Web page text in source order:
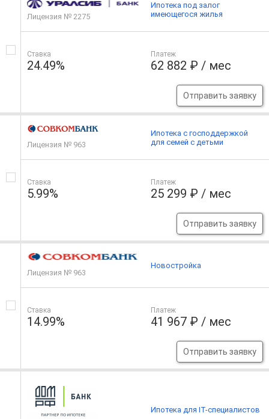
Лицензия № 2275
Ставка
24.49%
Платеж
62 882 ₽ / мес
Отправить заявку
Ипотека под залог
имеющегося жилья
Лицензия № 963
Ставка
5.99%
Платеж
25 299 ₽ / мес
Отправить заявку
Ипотека с господдержкой
для семей с детьми
Лицензия № 963
Ставка
14.99%
Платеж
41 967 ₽ / мес
Отправить заявку
Новостройка
Ипотека для IT-специалистов